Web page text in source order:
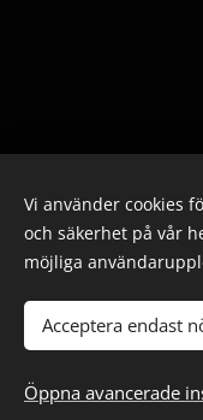
© 2025
Vi använder cookies
och säkerhet på vår
möjliga
Acceptera endast
Öppna avancerade